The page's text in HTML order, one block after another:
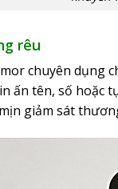
rêu
chuyên
ấn tên, số hoặc
giảm sát